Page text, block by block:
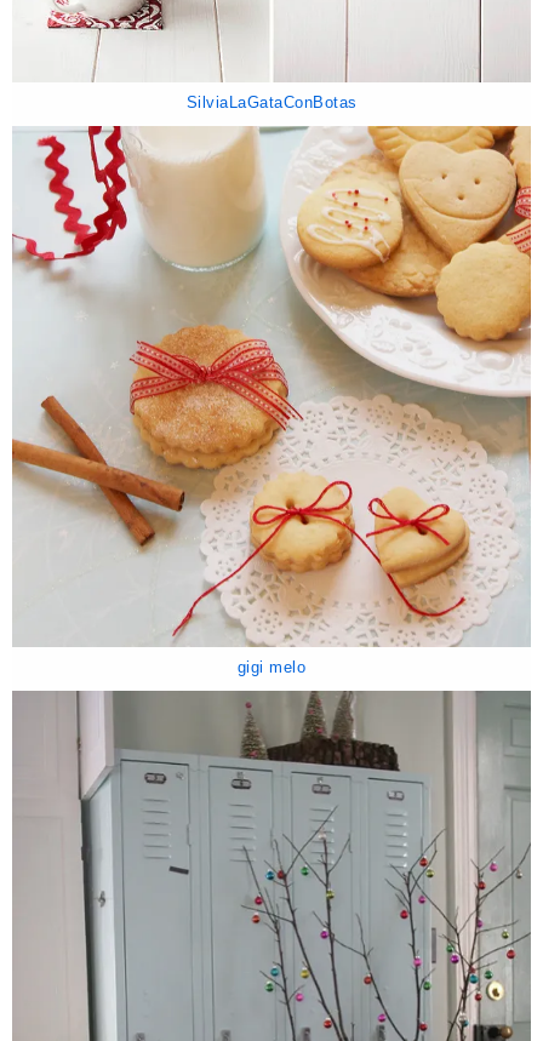
SilviaLaGataConBotas
gigi melo